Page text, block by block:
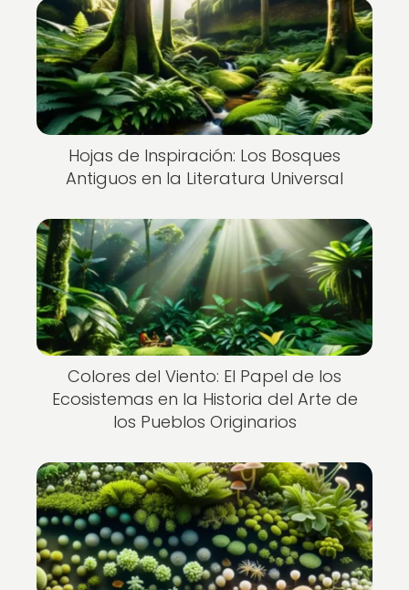
Hojas de Inspiración: Los Bosques
Antiguos en la Literatura Universal
Colores del Viento: El Papel de los
Ecosistemas en la Historia del Arte de
los Pueblos Originarios